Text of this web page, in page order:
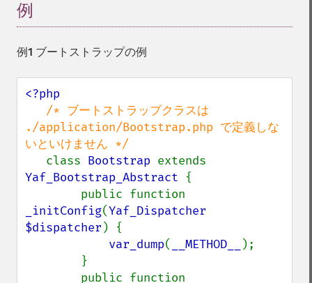
例
例1 ブートストラップの例
<?php
/* ブートストラップクラスは
./application/Bootstrap.php で定義しな
いといけません */
class Bootstrap
Yaf_Bootstrap_Abstract {
_initConfig(Yaf_Dispatcher
$dispatcher ) {
var_dump( __METHOD__
);